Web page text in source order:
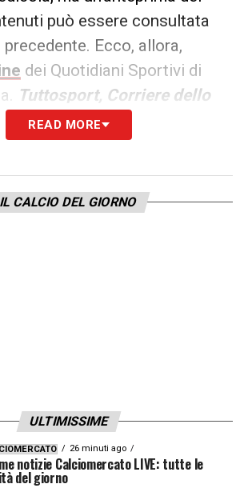
può essere consultata
Ecco, allora,
dei Quotidiani Sportivi di
Tuttosport, Corriere dello
dello
i principali quotidiani
READ MORE
IL CALCIO DEL GIORNO
ULTIMISSIME
26 minuti ago
notizie Calciomercato LIVE: tutte le
del giorno